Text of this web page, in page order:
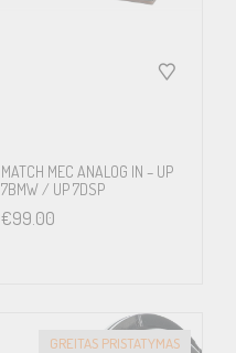
MATCH MEC ANALOG IN – UP
7BMW / UP 7DSP
€99.00
GREITAS PRISTATYMAS